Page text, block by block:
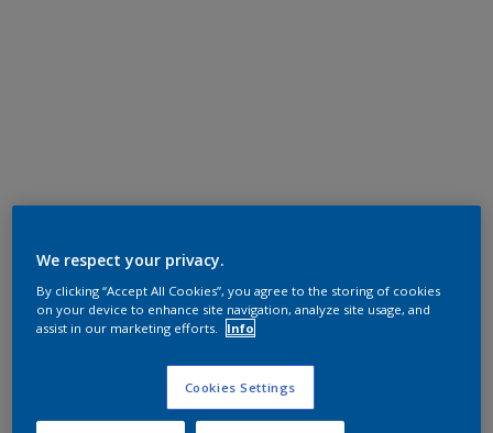
We respect your privacy.
By clicking “Accept All Cookies”, you agree to the storing of cookies
on your device to enhance site navigation, analyze site usage, and
assist in our marketing efforts.
Info
Cookies Settings